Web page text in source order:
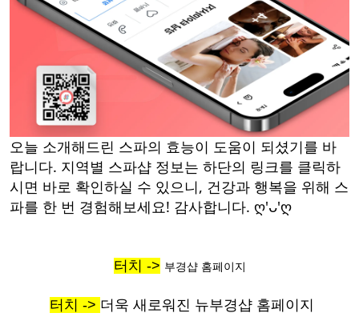
오늘 소개해드린 스파의 효능이 도움이 되셨기를 바
랍니다. 지역별 스파샵 정보는 하단의 링크를 클릭하
시면 바로 확인하실 수 있으니, 건강과 행복을 위해 스
파를 한 번 경험해보세요! 감사합니다. ღ'ᴗ'ღ
터치 -> 부경샵 홈페이지
터치 -> 더욱 새로워진 뉴부경샵 홈페이지